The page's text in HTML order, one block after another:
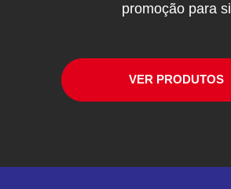
promoção para si
VER PRODUTOS